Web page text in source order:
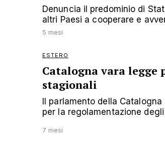
Denuncia il predominio di
altri Paesi a cooperare e
5 mesi
ESTERO
Catalogna vara
stagionali
Il parlamento della
per la regolamentazione degli
7 mesi